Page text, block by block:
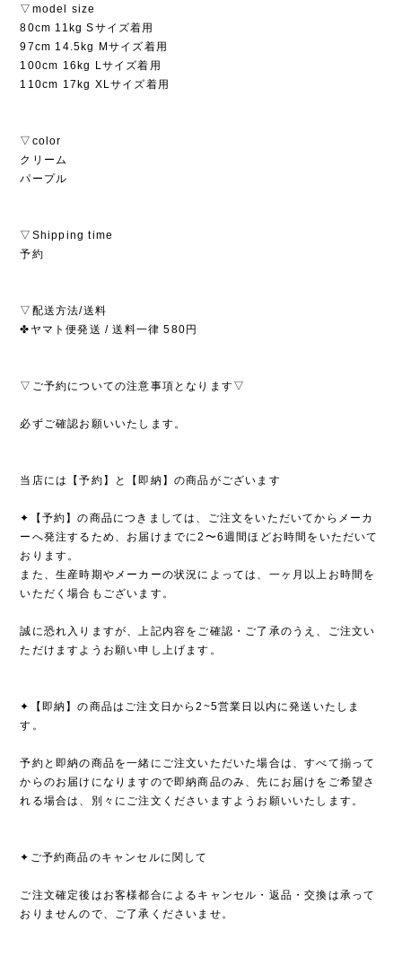
▽model size
80cm 11kg Sサイズ着用
97cm 14.5kg Mサイズ着用
100cm 16kg Lサイズ着用
110cm 17kg XLサイズ着用
▽color
クリーム
パープル
▽Shipping time
予約
▽配送方法/送料
✤ヤマト便発送 / 送料一律 580円
▽ご予約についての注意事項となります▽
必ずご確認お願いいたします。
当店には【予約】と【即納】の商品がございます
✦【予約】の商品につきましては、ご注文をいただいてからメーカ
ーへ発注するため、お届けまでに2〜6週間ほどお時間をいただいて
おります。
また、生産時期やメーカーの状況によっては、一ヶ月以上お時間を
いただく場合もございます。
誠に恐れ入りますが、上記内容をご確認・ご了承のうえ、ご注文い
ただけますようお願い申し上げます。
✦【即納】の商品はご注文日から2~5営業日以内に発送いたしま
す。
予約と即納の商品を一緒にご注文いただいた場合は、すべて揃って
からのお届けになりますので即納商品のみ、先にお届けをご希望さ
れる場合は、別々にご注文くださいますようお願いいたします。
✦ご予約商品のキャンセルに関して
ご注文確定後はお客様都合によるキャンセル・返品・交換は承って
おりませんので、ご了承くださいませ。